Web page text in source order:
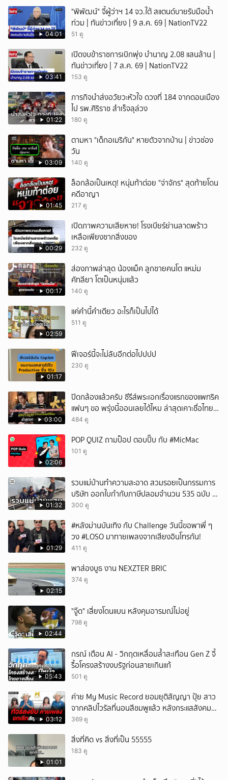
04:01
"พิพัฒน์" จี้ผู้ว่าฯ 14 จว.ใต้ สแตนด์บายรับมือน้ำ
ท่วม | ทันข่าวเที่ยง | 9 ส.ค. 69 | NationTV22
51 ดู
03:41
เปิดงบข้าราชการเบิกพุ่ง บำนาญ 2.08 แสนล้าน |
ทันข่าวเที่ยง | 7 ส.ค. 69 | NationTV22
153 ดู
01:22
ภารกิจนำส่งอวัยวะหัวใจ ดวงที่ 184 จากดอนเมือง
ไป รพ.ศิริราช สำเร็จลุล่วง
180 ดู
03:09
ตามหา "เด็กอเมริกัน" หายตัวจากบ้าน | ข่าวช่อง
วัน
140 ดู
01:45
ล็อกล้อเป็นเหตุ! หนุ่มท้าต่อย "จ่าจักร" สุดท้ายโดน
คดีอาญา
217 ดู
00:29
เปิดภาพความเสียหาย! โรงเบียร์ย่านลาดพร้าว
เหลือเพียงซากสิ่งของ
232 ดู
00:17
ส่องภาพล่าสุด น้องแม็ค ลูกชายคนโต แหม่ม
คัทลียา โตเป็นหนุ่มแล้ว
140 ดู
02:59
แค่คำนี้คำเดียว อะไรก็เป็นไปได้
511 ดู
01:17
ฟีเจอร์นี้จะไม่ลับอีกต่อไปปปป
230 ดู
03:00
ปิดกล้องแล้วครับ ซีรีส์พระเอกเรื่องแรกของแพทริค
แฟนๆ ขอ พรุ่งนี้ออนเลยได้ไหม ล่าสุดเคาะชื่อไทย
แล้ว
484 ดู
02:06
POP QUIZ ถามป็อป ตอบปั๊บ กับ #MicMac
101 ดู
01:32
รวบแม่บ้านทำความสะอาด สวมรอยเป็นกรรมการ
บริษัท ออกใบกำกับภาษีปลอมจำนวน 535 ฉบับ รัฐ
เสียหายกว่า 129 ล้านบาท
300 ดู
01:29
#หลังม่านบันเทิง กับ Challenge วันนี้ขอพาพี่ ๆ
วง #LOSO มาทายเพลงจากเสียงอินโทรกัน!
411 ดู
02:15
พาส่องบูธ งาน NEXZTER BRIC
374 ดู
02:44
"จู๊ด" เสี่ยงโดนแบน หลังคุมอารมณ์ไม่อยู่
798 ดู
05:43
กรณ์ เตือน AI - วิกฤตเหลื่อมล้ำสะเทือน Gen Z จี้
รื้อโครงสร้างงบรัฐก่อนสายเกินแก้
501 ดู
03:12
ค่าย My Music Record ยอมยุติสัญญา ปุ้ย สาว
จากคลิปไวรัลที่นอนสีชมพูแล้ว หลังกระแสสังคม
และคนในวงการวิจารณ์เรื่องความเหมาะสม
369 ดู
01:01
สิ่งที่คิด vs สิ่งที่เป็น 55555
183 ดู